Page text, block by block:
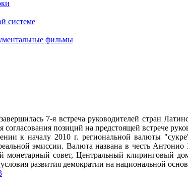
системе
фильмы
7-я встреча руководителей стран
позиций на предстоящей встрече
к началу 2010 г. региональной валюты
эмиссии. Валюта названа в честь
монетарный совет, Центральный клиринговый
развития демократии на национальной